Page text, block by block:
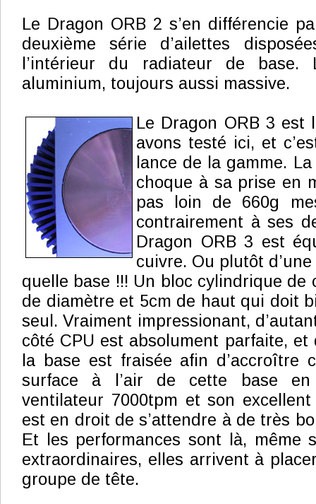
Le Dragon ORB 2 s’en différencie
deuxième série d’ailettes
l’intérieur du radiateur de
aluminium, toujours aussi massive.
Le Dragon ORB 3 est
avons testé ici, et
lance de la gamme.
choque à sa prise en
pas loin de 660g
contrairement à ses
Dragon ORB 3 est
cuivre. Ou plutôt
quelle base !!! Un bloc cylindrique de
de diamètre et 5cm de haut qui doit
seul. Vraiment impressionant,
côté CPU est absolument parfaite,
la base est fraisée afin d’accroître
surface à l’air de cette base
ventilateur 7000tpm et son
est en droit de s’attendre à de très
Et les performances sont là, même
extraordinaires, elles arrivent à
groupe de tête.